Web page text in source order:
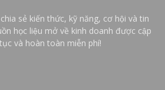
sẻ kiến thức, kỹ năng, cơ hội và tin
học liệu mở về kinh doanh được cập
và hoàn toàn miễn phí!